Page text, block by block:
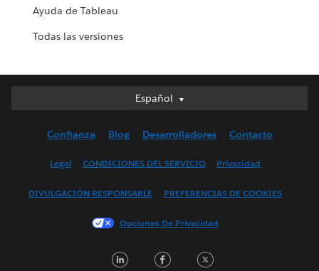
Ayuda de Tableau
Todas las versiones
Español
Español
English (UK)
Français (France)
한국어
Confianza Blog Desarrolladores Contacto
Legal CONDICIONES DEL SERVICIO Privacidad
DIVULGACIÓN RESPONSABLE PREFERENCIAS DE COOKIES
Opciones De Privacidad
LinkedInFacebook